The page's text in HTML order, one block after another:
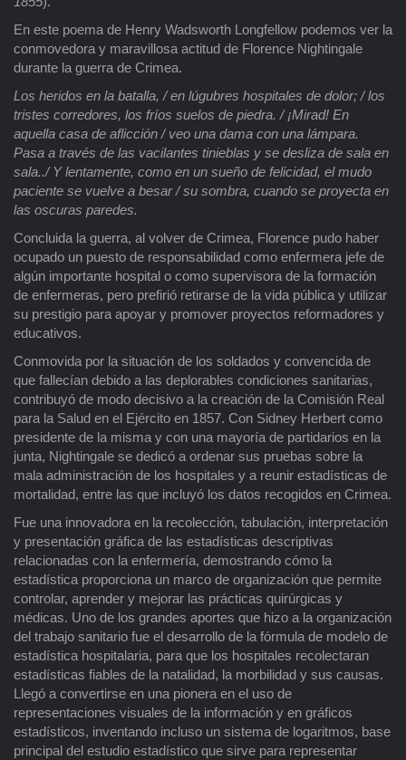
En este poema de Henry Wadsworth Longfellow podemos ver la
conmovedora y maravillosa actitud de Florence Nightingale
durante la guerra de Crimea.
Los heridos en la batalla, / en lúgubres hospitales de dolor; / los
tristes corredores, los fríos suelos de piedra. / ¡Mirad! En
aquella casa de aflicción / veo una dama con una lámpara.
Pasa a través de las vacilantes tinieblas y se desliza de sala en
sala../ Y lentamente, como en un sueño de felicidad, el mudo
paciente se vuelve a besar / su sombra, cuando se proyecta en
las oscuras paredes.
Concluida la guerra, al volver de Crimea, Florence pudo haber
ocupado un puesto de responsabilidad como enfermera jefe de
algún importante hospital o como supervisora de la formación
de enfermeras, pero prefirió retirarse de la vida pública y utilizar
su prestigio para apoyar y promover proyectos reformadores y
educativos.
Conmovida por la situación de los soldados y convencida de
que fallecían debido a las deplorables condiciones sanitarias,
contribuyó de modo decisivo a la creación de la Comisión Real
para la Salud en el Ejército en 1857. Con Sidney Herbert como
presidente de la misma y con una mayoría de partidarios en la
junta, Nightingale se dedicó a ordenar sus pruebas sobre la
mala administración de los hospitales y a reunir estadísticas de
mortalidad, entre las que incluyó los datos recogidos en Crimea.
Fue una innovadora en la recolección, tabulación, interpretación
y presentación gráfica de las estadísticas descriptivas
relacionadas con la enfermería, demostrando cómo la
estadística proporciona un marco de organización que permite
controlar, aprender y mejorar las prácticas quirúrgicas y
médicas. Uno de los grandes aportes que hizo a la organización
del trabajo sanitario fue el desarrollo de la fórmula de modelo de
estadística hospitalaria, para que los hospitales recolectaran
estadísticas fiables de la natalidad, la morbilidad y sus causas.
Llegó a convertirse en una pionera en el uso de
representaciones visuales de la información y en gráficos
estadísticos, inventando incluso un sistema de logaritmos, base
principal del estudio estadístico que sirve para representar